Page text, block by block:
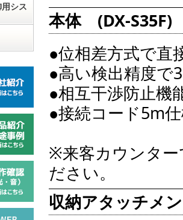
本体 (DX-S35F)
●位相差方式で直
●高い検出精度で
●相互干渉防止機
●接続コード5m
※来客カウンター
ださい。
収納アタッチメ
シス